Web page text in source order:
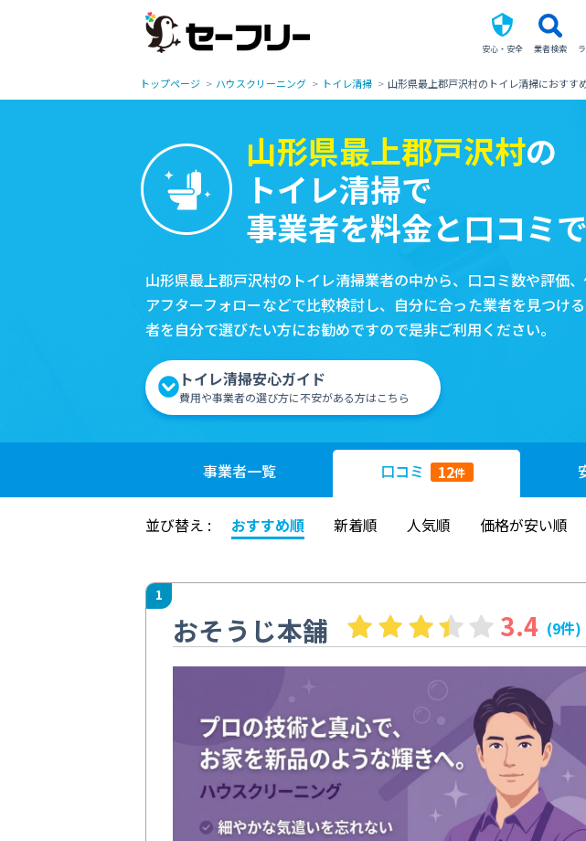
安心・安全 業者検索
トップページ ハウスクリーニング トイレ清掃 山形県最上郡戸沢村のトイレ清掃におすす
山形県最上郡戸沢村の
トイレ清掃で
事業者を料金と口コミ
山形県最上郡戸沢村のトイレ清掃業者の中から、口コミ数や評価
アフターフォローなどで比較検討し、自分に合った業者を見つけ
者を自分で選びたい方にお勧めですので是非ご利用ください。
トイレ清掃安心ガイド
費用や事業者の選び方に不安がある方はこちら
事業者一覧 口コミ 12件
並び替え : おすすめ順 新着順 人気順 価格が安い順
1
おそうじ本舗 3.4 (9件)